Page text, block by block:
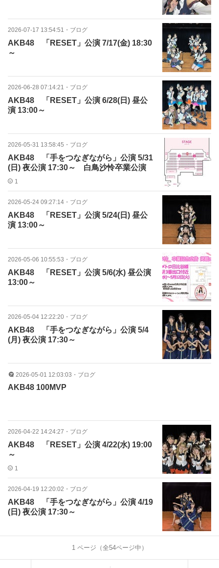
2026-07-17 13:54:51 ・ ブログ
AKB48 「RESET」公演 7/17(金) 18:30
～
2026-06-28 07:14:21 ・ ブログ
AKB48 「RESET」公演 6/28(日) 昼公
演 13:00～
2026-05-31 13:58:45 ・ ブログ
AKB48 「手をつなぎながら」公演 5/31
(日) 夜公演 17:30～ 白鳥沙怜卒業公演
1
2026-05-24 09:27:14 ・ ブログ
AKB48 「RESET」公演 5/24(日) 昼公
演 13:00～
2026-05-06 10:55:53 ・ ブログ
AKB48 「RESET」公演 5/6(水) 昼公演
13:00～
2026-05-04 12:22:20 ・ ブログ
AKB48 「手をつなぎながら」公演 5/4
(月) 夜公演 17:30～
2026-05-01 12:03:03 ・ ブログ
AKB48 100MVP
2026-04-22 14:24:27 ・ ブログ
AKB48 「RESET」公演 4/22(水) 19:00
～
1
2026-04-19 12:20:02 ・ ブログ
AKB48 「手をつなぎながら」公演 4/19
(日) 夜公演 17:30～
1ページ（全54ページ中）